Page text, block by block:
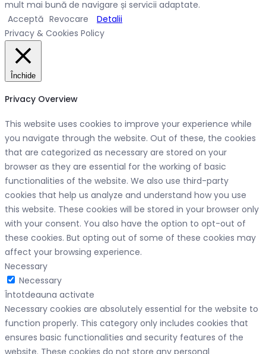
mult mai bună de navigare și servicii adaptate.
Acceptă Revocare
Detalii
Privacy & Cookies Policy
Închide
Privacy Overview
This website uses cookies to improve your experience while
you navigate through the website. Out of these, the cookies
that are categorized as necessary are stored on your
browser as they are essential for the working of basic
functionalities of the website. We also use third-party
cookies that help us analyze and understand how you use
this website. These cookies will be stored in your browser only
with your consent. You also have the option to opt-out of
these cookies. But opting out of some of these cookies may
affect your browsing experience.
Necessary
Necessary
Întotdeauna activate
Necessary cookies are absolutely essential for the website to
function properly. This category only includes cookies that
ensures basic functionalities and security features of the
website. These cookies do not store any personal